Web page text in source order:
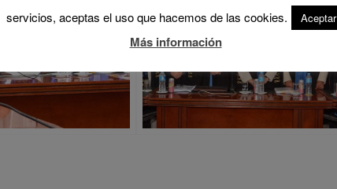
servicios, aceptas el uso que hacemos de las cookies. Aceptar
Más información